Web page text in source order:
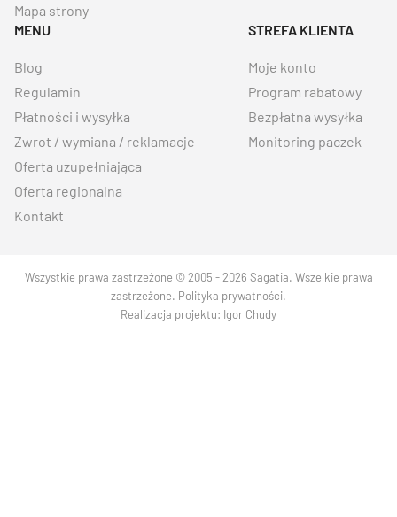
Mapa strony
MENU
Blog
Regulamin
Płatności i wysyłka
Zwrot / wymiana / reklamacje
Oferta uzupełniająca
Oferta regionalna
Kontakt
STREFA KLIENTA
Moje konto
Program rabatowy
Bezpłatna wysyłka
Monitoring paczek
Wszystkie prawa zastrzeżone © 2005 - 2026 Sagatia. Wszelkie prawa
zastrzeżone. Polityka prywatności.
Realizacja projektu: Igor Chudy